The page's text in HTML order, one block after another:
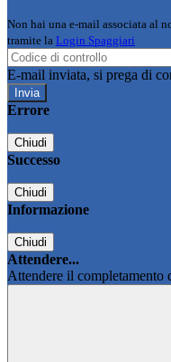
Non hai una e-mail associata al
tramite la Login Spaggiari
E-mail inviata, si prega di
Errore
Chiudi
Successo
Chiudi
Informazione
Chiudi
Attendere...
Attendere il completamento